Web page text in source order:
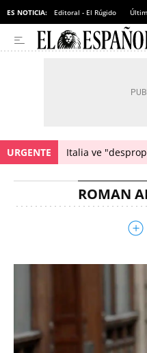
ES NOTICIA: Editoral - El Rúgido
URGENTE Italia ve
ROMAN